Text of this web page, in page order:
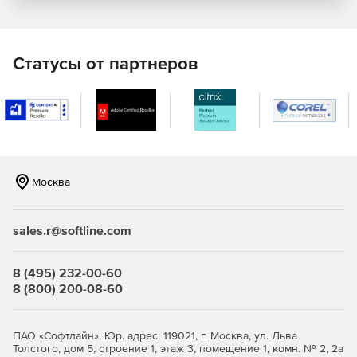
Прерывание вещания другим материалом и
возобновление с места прерывания.
Отделение информационных блоков эффектами.
Генерация отчетной документации.
Мониторинг трансляции.
Статусы от партнеров
Москва
sales.r@softline.com
8 (495) 232-00-60
8 (800) 200-08-60
ПАО «Софтлайн». Юр. адрес: 119021, г. Москва, ул. Льва
Толстого, дом 5, строение 1, этаж 3, помещение 1, комн. № 2, 2а